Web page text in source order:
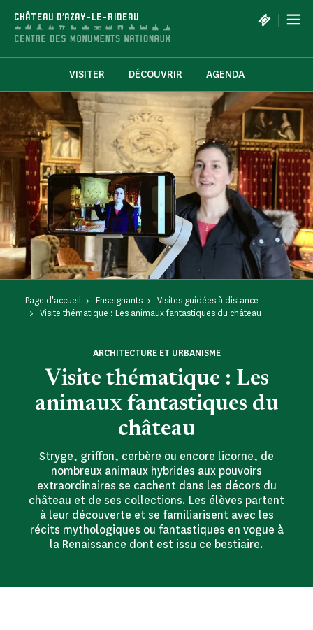
CHÂTEAU D'AZAY-LE-RIDEAU |
VISITER DÉCOUVRIR AGENDA
Page d'accueil Enseignants
Visites guidées à distance
Visite thématique : Les animaux fantastiques du château
Visite thématique : Les
animaux fantastiques du
château
ARCHITECTURE ET URBANISME
Stryge, griffon, cerbère ou encore licorne, de
nombreux animaux hybrides aux pouvoirs
extraordinaires se cachent dans les décors du
château et de ses collections. Les élèves partent
à leur découverte et se familiarisent avec les
récits mythologiques ou fantastiques en vogue à
la Renaissance dont est issu ce bestiaire.